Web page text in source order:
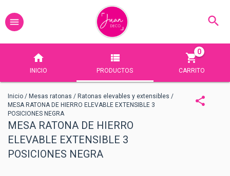
INICIO PRODUCTOS CARRITO
0
Inicio / Mesas ratonas / Ratonas elevables y extensibles /
MESA RATONA DE HIERRO ELEVABLE EXTENSIBLE 3
POSICIONES NEGRA
MESA RATONA DE HIERRO
ELEVABLE EXTENSIBLE 3
POSICIONES NEGRA